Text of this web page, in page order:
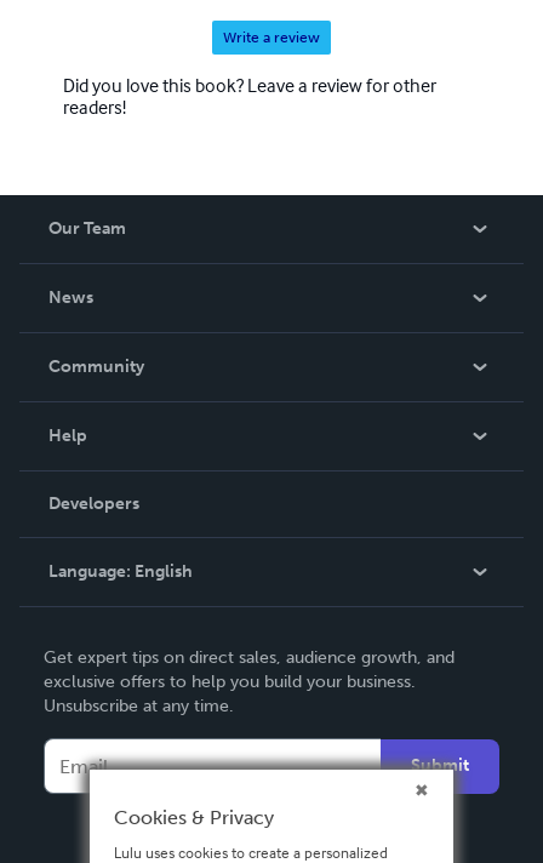
Write a review
Did you love this book? Leave a review for other
readers!
Our Team
News
In The News
Community
Podcast
Help
Order Lookup
Knowledge Base
Contact Support
Developers
Language: English
Deutsch
Français
Español
Get expert tips on direct sales, audience growth, and
exclusive offers to help you build your business.
Unsubscribe at any time.
Submit
Cookies & Privacy
Lulu uses cookies to create a personalized